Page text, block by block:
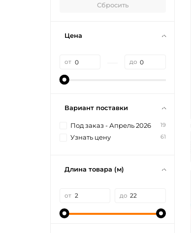
Сбросить
Цена
от до
Вариант поставки
Под заказ - Апрель 2026 19
Узнать цену 61
Длина товара (м)
от до